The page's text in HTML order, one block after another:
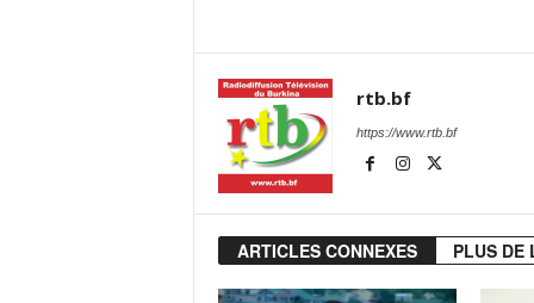
rtb.bf
https://www.rtb.bf
ARTICLES CONNEXES PLUS DE